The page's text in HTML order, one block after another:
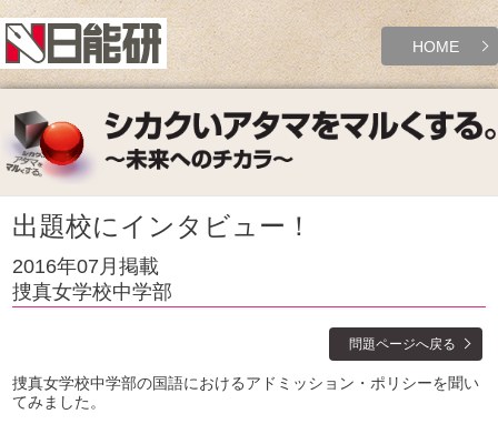
HOME
出題校にインタビュー！
2016年07月掲載
捜真女学校中学部
問題ページへ戻る
捜真女学校中学部の国語におけるアドミッション・ポリシーを聞い
てみました。